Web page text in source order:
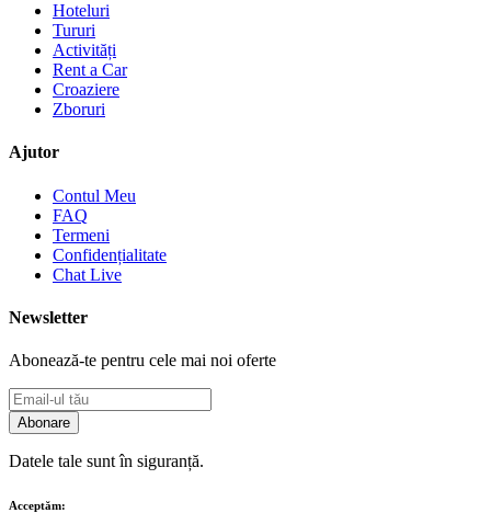
Hoteluri
Tururi
Activități
Rent a Car
Croaziere
Zboruri
Ajutor
Contul Meu
FAQ
Termeni
Confidențialitate
Chat Live
Newsletter
Abonează-te pentru cele mai noi oferte
Abonare
Datele tale sunt în siguranță.
Acceptăm: